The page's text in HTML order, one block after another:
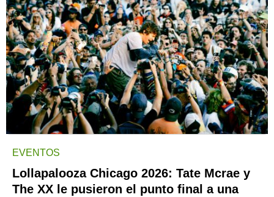
EVENTOS
Lollapalooza Chicago 2026: Tate Mcrae y
The XX le pusieron el punto final a una